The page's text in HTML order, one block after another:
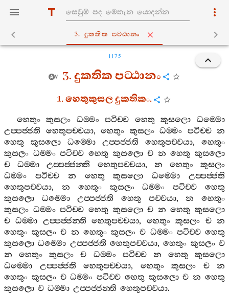
3. දුකතික පට‍්ඨානං
1175
3.දුකතිකපට‍්ඨානං
1.හෙතුකුසලදුකතිකං.
හෙතුං කුසලං ධම‍්මං පටිච‍්ච හෙතු කුසලො
ධම‍්මො
උප‍්පජ‍්ජති
හෙතුපච‍්චයා, හෙතුං කුසලං ධම‍්මං පටිච‍්ච න
හෙතු
කුසලො ධම‍්මො උප‍්පජ‍්ජති හෙතුපච‍්චයා, හෙතුං
කුසලං ධම‍්මං පටිච‍්ච හෙතු කුසලො ච න හෙතු කුසලො
ච
ධම‍්මා උප‍්පජ‍්ජන‍්ති හෙතුපච‍්චයා, න හෙතුං
කුසලං
ධම‍්මං
පටිච‍්ච න හෙතු කුසලො ධම‍්මො
උප‍්පජ‍්ජති
හෙතුපච‍්චයා, න හෙතුං කුසලං ධම‍්මං පටිච‍්ච
හෙතු
කුසලො
ධම‍්මො උප‍්පජ‍්ජති හෙතු පච‍්චයා,න
හෙතුං
කුසලං ධම‍්මං පටිච‍්ච හෙතු කුසලො ච න හෙතු කුසලො
ච ධම‍්මා උප‍්පජ‍්ජන‍්ති හෙතුපච‍්චයා, හෙතුං කුසලං ච න
හෙතුං කුසලං ච න හෙතුං කුසලං ච ධම‍්මං පටිච‍්ච හෙතු
කුසලො ධම‍්මො උප‍්පජ‍්ජති හෙතුපච‍්චයා,හෙතුං කුසලං ච
න
හෙතුං කුසලං ච ධම‍්මං පටිච‍්ච න හෙතු
කුසලො
ධම‍්මො
උප‍්පජ‍්ජති හෙතුපච‍්චයා, හෙතුං කුසලං ච
න
හෙතුං කුසලං ච ධම‍්මං පටිච‍්ච හෙතු කුසලො ච න හෙතු
කුසලො ච ධම‍්මා උප‍්පජ‍්ජන‍්ති හෙතුපච‍්චයා.